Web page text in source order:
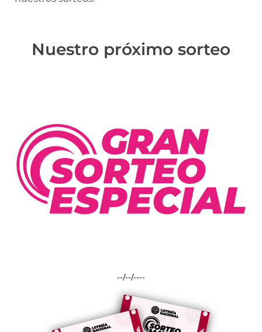
Nuestro próximo sorteo
--/--/----